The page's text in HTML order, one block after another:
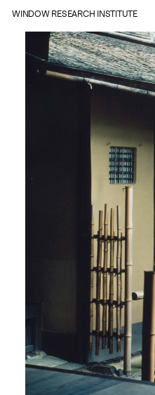
WINDOW RESEARCH INSTITUTE